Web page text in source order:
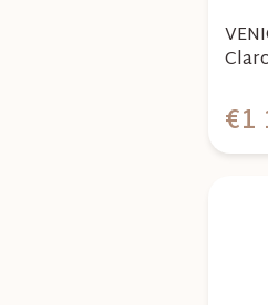
€1